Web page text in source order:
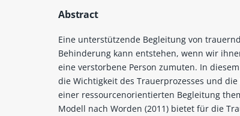
Abstract
Eine unterstützende Begleitung von
Behinderung kann entstehen, wenn wir
eine verstorbene Person zumuten. In
die Wichtigkeit des Trauerprozesses und
einer ressourcenorientierten Begleitung
Modell nach Worden (2011) bietet für die